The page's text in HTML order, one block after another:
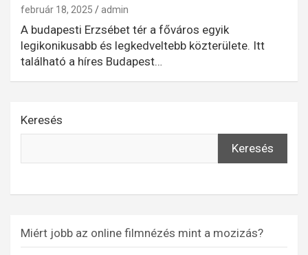
február 18, 2025 admin
A budapesti Erzsébet tér a főváros egyik
legikonikusabb és legkedveltebb közterülete. Itt
található a híres Budapest…
Keresés
Keresés
Miért jobb az online filmnézés mint a mozizás?